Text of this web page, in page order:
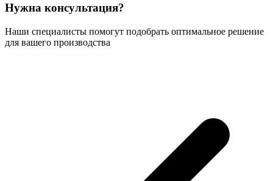
Нужна консультация?
Наши специалисты помогут подобрать оптимальное решение
для вашего производства